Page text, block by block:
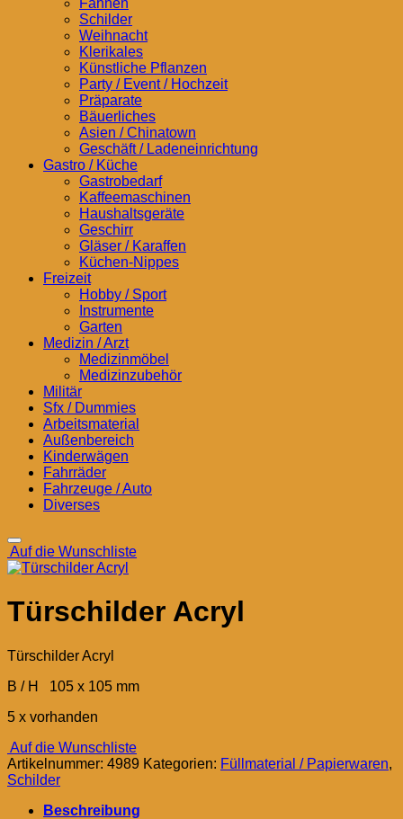
Fahnen
Schilder
Weihnacht
Klerikales
Künstliche Pflanzen
Party / Event / Hochzeit
Präparate
Bäuerliches
Asien / Chinatown
Geschäft / Ladeneinrichtung
Gastro / Küche
Gastrobedarf
Kaffeemaschinen
Haushaltsgeräte
Geschirr
Gläser / Karaffen
Küchen-Nippes
Freizeit
Hobby / Sport
Instrumente
Garten
Medizin / Arzt
Medizinmöbel
Medizinzubehör
Militär
Sfx / Dummies
Arbeitsmaterial
Außenbereich
Kinderwägen
Fahrräder
Fahrzeuge / Auto
Diverses
Auf die Wunschliste
Türschilder Acryl
Türschilder Acryl
B / H 105 x 105 mm
5 x vorhanden
Auf die Wunschliste
Artikelnummer: 4989 Kategorien: Füllmaterial / Papierwaren,
Schilder
Beschreibung